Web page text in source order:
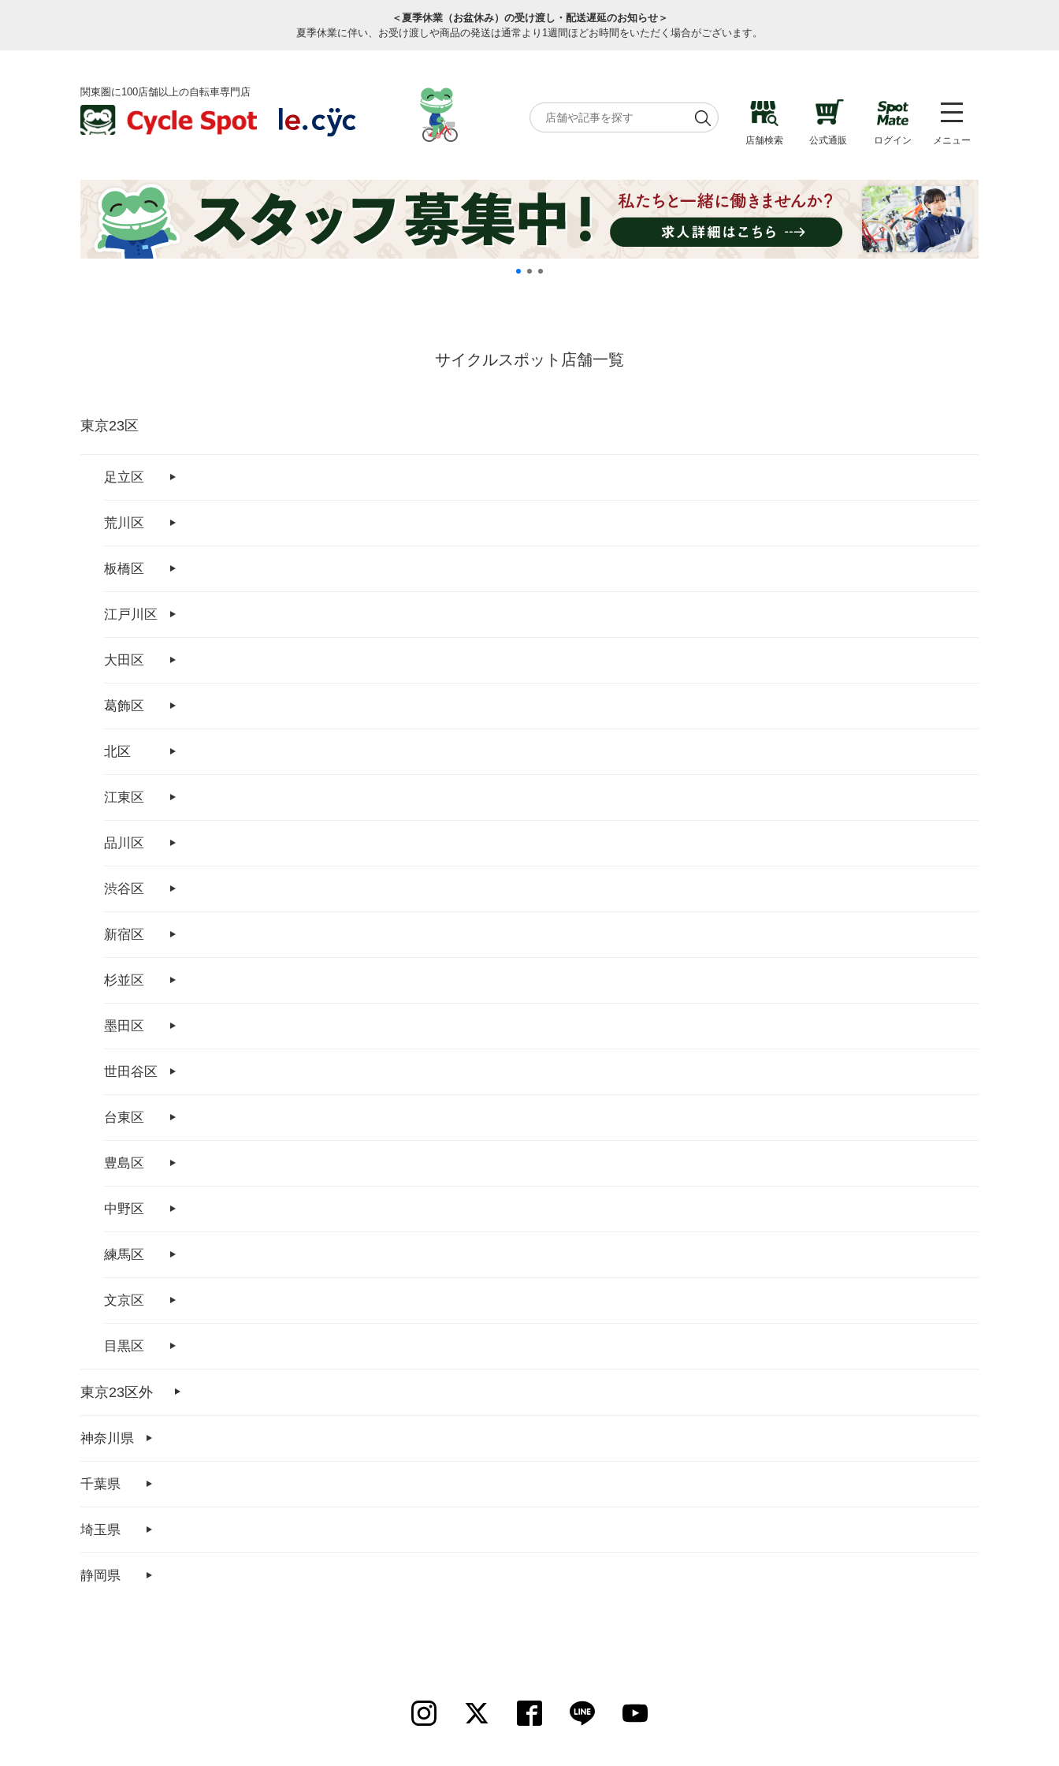
＜夏季休業（お盆休み）の受け渡し・配送遅延のお知らせ＞
夏季休業に伴い、お受け渡しや商品の発送は通常より1週間ほどお時間をいただく場合がございます。
関東圏に100店舗以上の自転車専門店
店舗検索 公式通販 ログイン メニュー
サイクルスポット店舗一覧
東京23区
足立区
荒川区
板橋区
江戸川区
大田区
葛飾区
北区
江東区
品川区
渋谷区
新宿区
杉並区
墨田区
世田谷区
台東区
豊島区
中野区
練馬区
文京区
目黒区
東京23区外
神奈川県
千葉県
埼玉県
静岡県